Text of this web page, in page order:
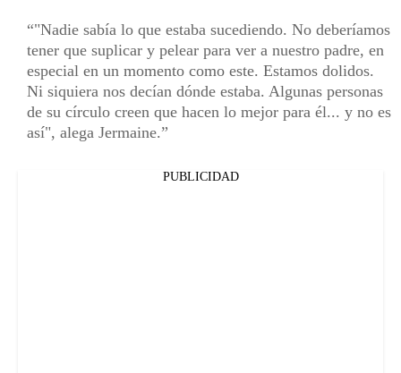
"Nadie sabía lo que estaba sucediendo. No deberíamos
tener que suplicar y pelear para ver a nuestro padre, en
especial en un momento como este. Estamos dolidos.
Ni siquiera nos decían dónde estaba. Algunas personas
de su círculo creen que hacen lo mejor para él... y no es
así", alega Jermaine.
PUBLICIDAD